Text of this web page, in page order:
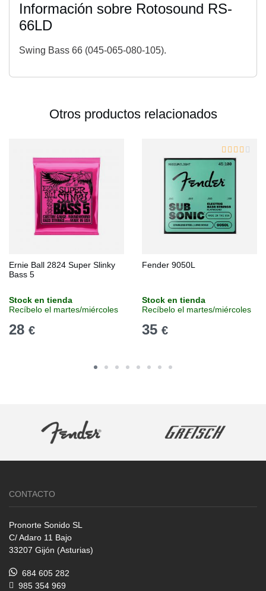
Información sobre Rotosound RS-
66LD
Swing Bass 66 (045-065-080-105).
Otros productos relacionados
Ernie Ball 2824 Super Slinky
Bass 5
Stock en tienda
Recíbelo el martes/miércoles
28 €
Fender 9050L
Stock en tienda
Recíbelo el martes/miércoles
35 €
CONTACTO
Pronorte Sonido SL
C/ Adaro 11 Bajo
33207 Gijón (Asturias)
684 605 282
985 354 969